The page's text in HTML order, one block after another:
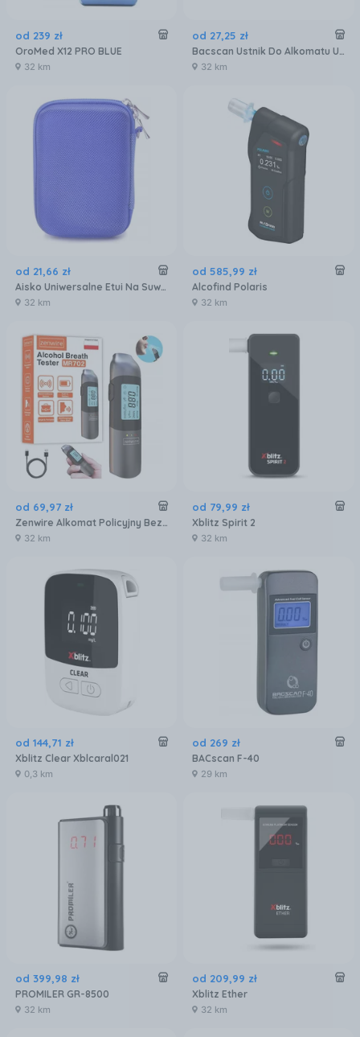
od 239 zł
OroMed X12 PRO BLUE
32 km
od 27,25 zł
Bacscan Ustnik Do Alkomatu Uniwersalny Opak 25 Szt
32 km
od 21,66 zł
Aisko Uniwersalne Etui Na Suwak
32 km
od 585,99 zł
Alcofind Polaris
32 km
od 69,97 zł
Zenwire Alkomat Policyjny Bezustnikowy Profesjonalny Bez Ustnika Akumulator Usb-C
32 km
od 79,99 zł
Xblitz Spirit 2
32 km
od 144,71 zł
Xblitz Clear Xblcaral021
0,3 km
od 269 zł
BACscan F-40
29 km
od 399,98 zł
PROMILER GR-8500
32 km
od 209,99 zł
Xblitz Ether
32 km